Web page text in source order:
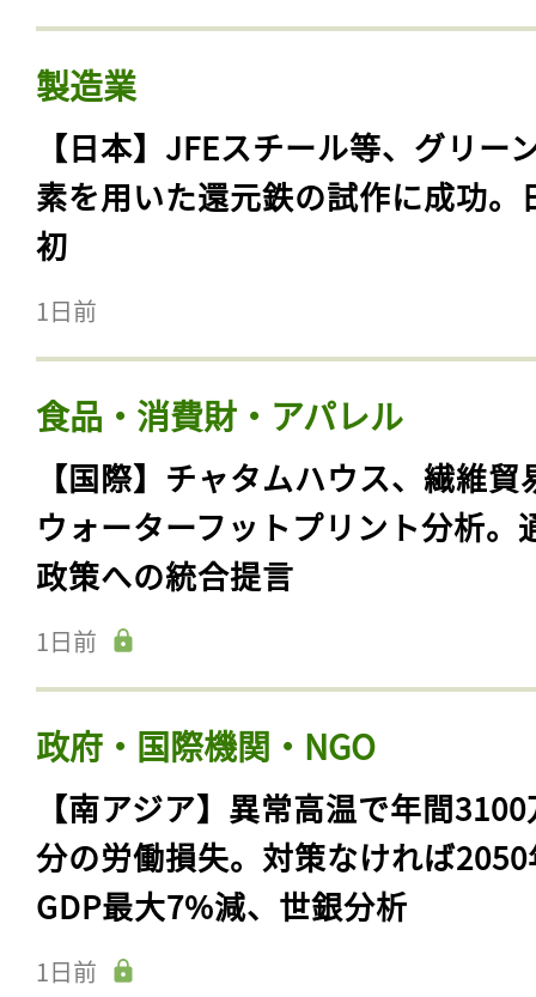
製造業
【日本】JFEスチール等、グリー
素を用いた還元鉄の試作に成功。
初
1日前
食品・消費財・アパレル
【国際】チャタムハウス、繊維貿
ウォーターフットプリント分析。
政策への統合提言
1日前
政府・国際機関・NGO
【南アジア】異常高温で年間
分の労働損失。対策なければ
GDP最大7%減、世銀分析
1日前